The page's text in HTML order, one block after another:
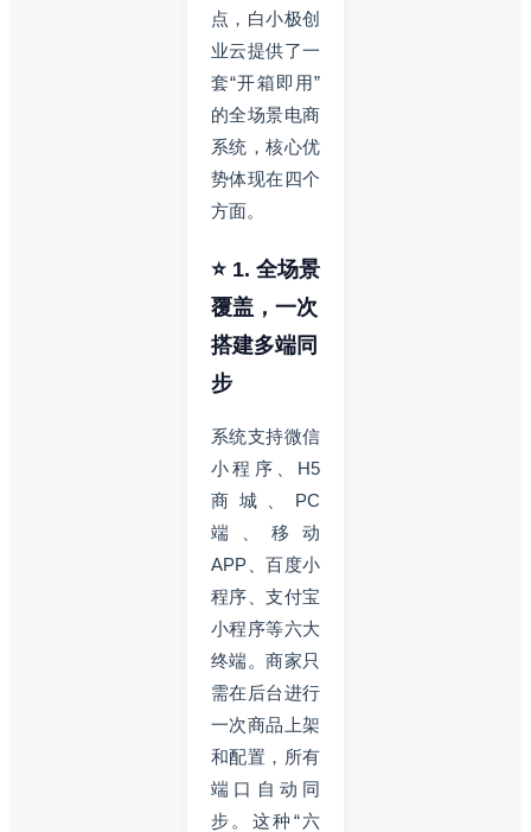
点，白小极创
业云提供了一
套“开箱即用”
的全场景电商
系统，核心优
势体现在四个
方面。
⭐ 1. 全场景
覆盖，一次
搭建多端同
步
系统支持微信
小程序、H5
商城、PC
端、移动
APP、百度小
程序、支付宝
小程序等六大
终端。商家只
需在后台进行
一次商品上架
和配置，所有
端口自动同
步。这种“六